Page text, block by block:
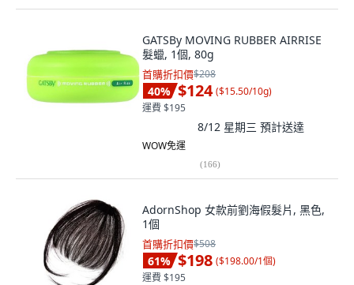
GATSBy MOVING RUBBER AIRRISE
髮蠟, 1個, 80g
首購折扣價$208
40% $124 ($15.50/10g)
運費 $195
8/12 星期三 預計送達
WOW免運
(166)
AdornShop 女款前劉海假髮片, 黑色,
1個
首購折扣價$508
61% $198 ($198.00/1個)
運費 $195